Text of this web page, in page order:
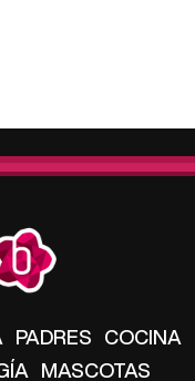
PADRES COCINA
MASCOTAS